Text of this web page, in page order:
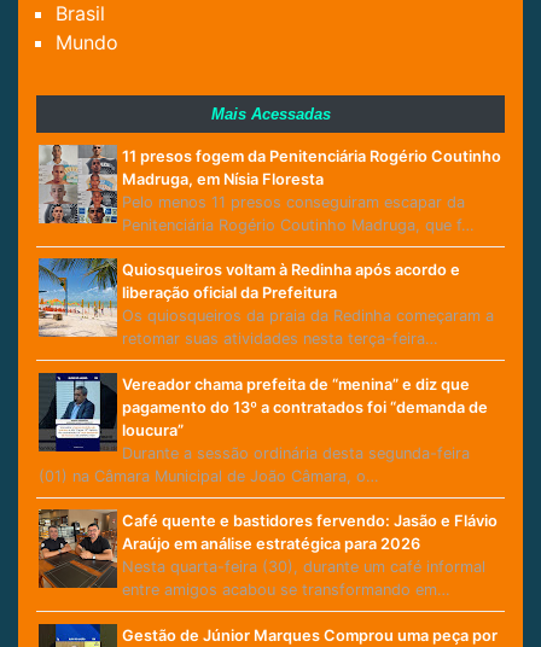
Brasil
Mundo
Mais Acessadas
11 presos fogem da Penitenciária Rogério Coutinho
Madruga, em Nísia Floresta
Pelo menos 11 presos conseguiram escapar da
Penitenciária Rogério Coutinho Madruga, que f…
Quiosqueiros voltam à Redinha após acordo e
liberação oficial da Prefeitura
Os quiosqueiros da praia da Redinha começaram a
retomar suas atividades nesta terça-feira…
Vereador chama prefeita de “menina” e diz que
pagamento do 13º a contratados foi “demanda de
loucura”
Durante a sessão ordinária desta segunda-feira
(01) na Câmara Municipal de João Câmara, o…
Café quente e bastidores fervendo: Jasão e Flávio
Araújo em análise estratégica para 2026
Nesta quarta-feira (30), durante um café informal
entre amigos acabou se transformando em…
Gestão de Júnior Marques Comprou uma peça por